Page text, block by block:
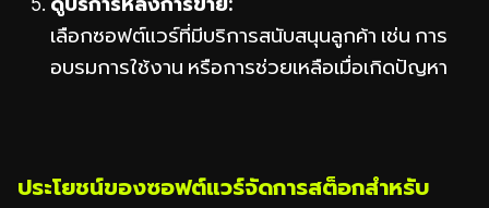
เลือกซอฟต์แวร์ที่มีบริการสนับสนุนลูกค้า เช่น การ
อบรมการใช้งาน หรือการช่วยเหลือเมื่อเกิดปัญหา
ประโยชน์ของซอฟต์แวร์จัดการสต็อกสำหรับ